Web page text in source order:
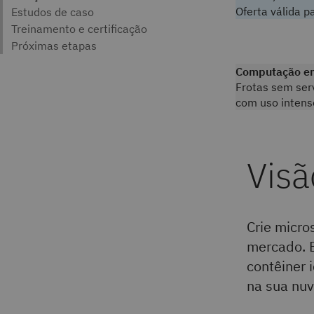
Oferta válida
Computação
Frotas sem
com uso
Crie
mercado.
contêiner
na sua